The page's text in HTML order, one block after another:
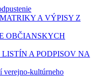
A VÝPISY Z
OBČIANSKYCH
A PODPISOV NA
verejno-kultúrneho